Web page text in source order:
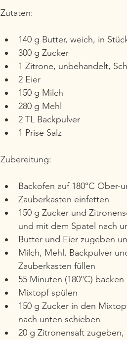
Zutaten:
140 g Butter, weich, in
300 g Zucker
1 Zitrone, unbehandelt,
2 Eier
150 g Milch
280 g Mehl
2 TL Backpulver
1 Prise Salz
Zubereitung:
Backofen auf 180°C Ober-
Zauberkasten einfetten
150 g Zucker und
und mit dem Spatel nach
Butter und Eier zugeben
Milch, Mehl, Backpulver
Zauberkasten füllen
55 Minuten (180°C)
Mixtopf spülen
150 g Zucker in den
nach unten schieben
20 g Zitronensaft zugeben,